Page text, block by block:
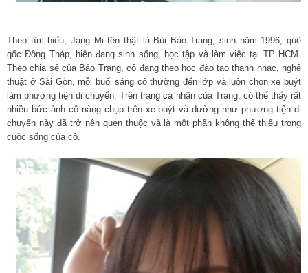
Theo tìm hiểu, Jang Mi tên thật là Bùi Bảo Trang, sinh năm 1996, quê
gốc Đồng Tháp, hiện đang sinh sống, học tập và làm việc tại TP HCM.
Theo chia sẻ của Bảo Trang, cô đang theo học đào tạo thanh nhạc, nghệ
thuật ở Sài Gòn, mỗi buổi sáng cô thường đến lớp và luôn chọn xe buýt
làm phương tiện di chuyển. Trên trang cá nhân của Trang, có thể thấy rất
nhiều bức ảnh cô nàng chụp trên xe buýt và dường như phương tiện di
chuyển này đã trở nên quen thuộc và là một phần không thể thiếu trong
cuộc sống của cô.